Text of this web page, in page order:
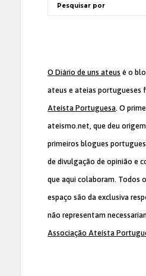
O Diário de uns ateus é o
ateus e ateias portugueses
Ateísta Portuguesa. O
ateismo.net, que deu
primeiros blogues
de divulgação de opinião e
que aqui colaboram. Todos
espaço são da exclusiva
não representam
Associação Ateísta